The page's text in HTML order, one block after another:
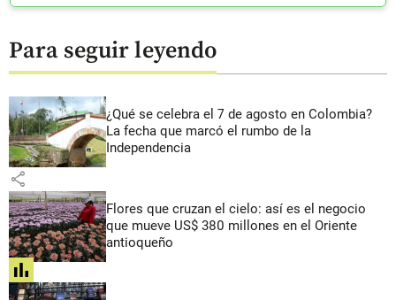
Para seguir leyendo
¿Qué se celebra el 7 de agosto en Colombia?
La fecha que marcó el rumbo de la
Independencia
share
Flores que cruzan el cielo: así es el negocio
que mueve US$ 380 millones en el Oriente
antioqueño
share